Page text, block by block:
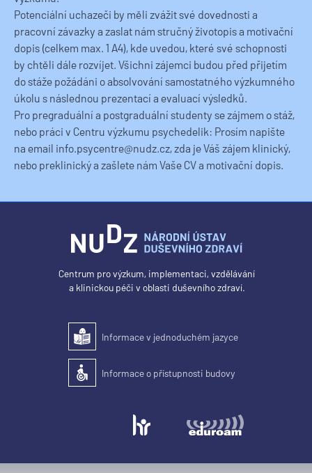
Potenciální uchazeči by měli zvážit své dovednosti a
pracovní závazky a zaslat nám stručný životopis a motivační
dopis (celkem max. 1 A4), kde uvedou, které své schopnosti
by chtěli dále rozvíjet. Všichni zájemci budou před přijetím
do stáže požádáni o absolvování samostatného výzkumného
úkolu s následnou prezentací a evaluací výsledků.
Pro pregraduální a postgraduální studenty se zájmem o stáž,
nebo práci v Centru výzkumu psychedelik: Prosím napište
na email info.psycentre@nudz.cz, zda je Váš zájem klinický,
nebo preklinický a zašlete nám Vaše CV a motivační dopis.
Centrum pro výzkum, implementaci, vzdělávání
a klinickou péči v oblasti duševního zdraví.
Snadné čtení
Informace v jednoduchém jazyce
Přístupnost budovy pro osoby se zdravotním postižením
Informace o přístupnosti budovy